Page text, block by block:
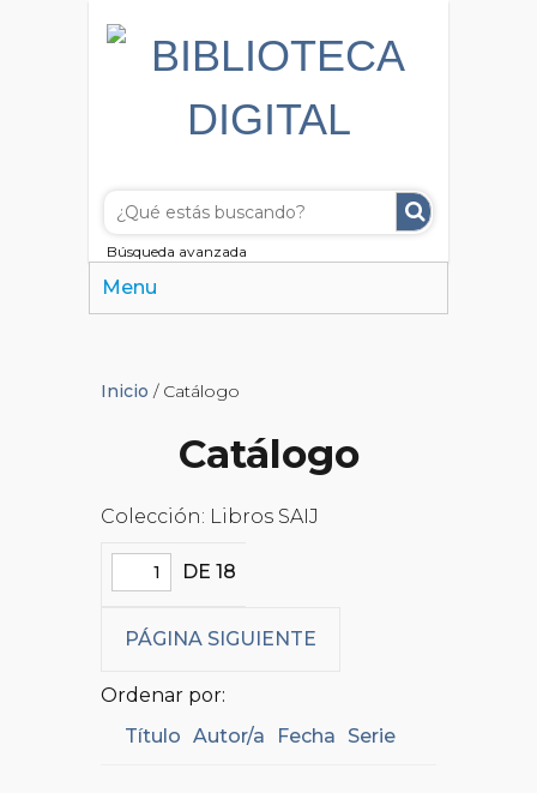
Búsqueda avanzada
Menu
Inicio / Catálogo
Catálogo
Colección: Libros SAIJ
DE 18
PÁGINA SIGUIENTE
Ordenar por:
Título Autor/a Fecha Serie